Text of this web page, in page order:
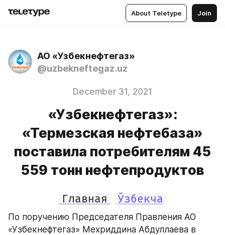
About Teletype Join
АО «Узбекнефтегаз»
@uzbekneftegaz.uz
December 31, 2021
«Узбекнефтегаз»:
«Термезская нефтебаза»
поставила потребителям 45
559 тонн нефтепродуктов
Главная Ўзбекча
По поручению Председателя Правления АО
«Узбекнефтегаз» Мехриддина Абдуллаева в